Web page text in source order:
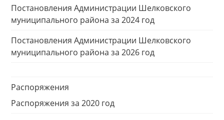
Постановления Администрации Шелковского
муниципального района за 2024 год
Постановления Администрации Шелковского
муниципального района за 2026 год
Распоряжения
Распоряжения за 2020 год